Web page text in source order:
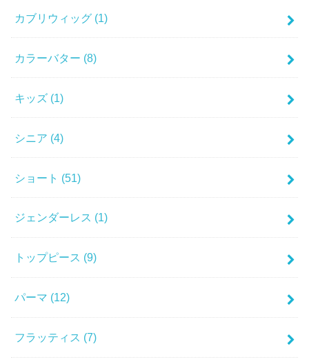
カブリウィッグ (1)
カラーバター (8)
キッズ (1)
シニア (4)
ショート (51)
ジェンダーレス (1)
トップピース (9)
パーマ (12)
フラッティス (7)